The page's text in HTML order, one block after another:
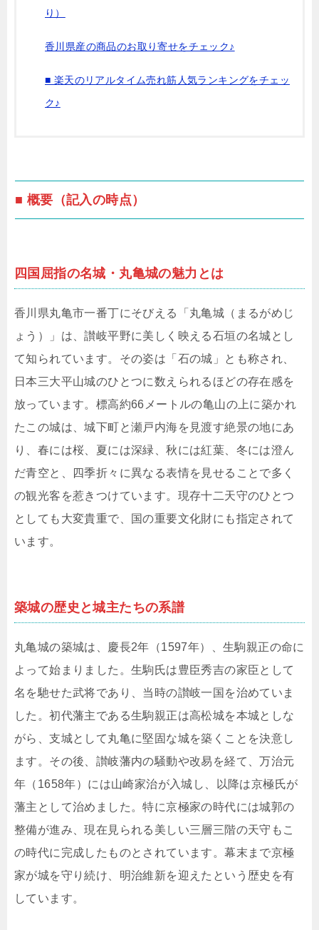
り）
香川県産の商品のお取り寄せをチェック♪
■ 楽天のリアルタイム売れ筋人気ランキングをチェッ
ク♪
■ 概要（記入の時点）
四国屈指の名城・丸亀城の魅力とは
香川県丸亀市一番丁にそびえる「丸亀城（まるがめじ
ょう）」は、讃岐平野に美しく映える石垣の名城とし
て知られています。その姿は「石の城」とも称され、
日本三大平山城のひとつに数えられるほどの存在感を
放っています。標高約66メートルの亀山の上に築かれ
たこの城は、城下町と瀬戸内海を見渡す絶景の地にあ
り、春には桜、夏には深緑、秋には紅葉、冬には澄ん
だ青空と、四季折々に異なる表情を見せることで多く
の観光客を惹きつけています。現存十二天守のひとつ
としても大変貴重で、国の重要文化財にも指定されて
います。
築城の歴史と城主たちの系譜
丸亀城の築城は、慶長2年（1597年）、生駒親正の命に
よって始まりました。生駒氏は豊臣秀吉の家臣として
名を馳せた武将であり、当時の讃岐一国を治めていま
した。初代藩主である生駒親正は高松城を本城としな
がら、支城として丸亀に堅固な城を築くことを決意し
ます。その後、讃岐藩内の騒動や改易を経て、万治元
年（1658年）には山崎家治が入城し、以降は京極氏が
藩主として治めました。特に京極家の時代には城郭の
整備が進み、現在見られる美しい三層三階の天守もこ
の時代に完成したものとされています。幕末まで京極
家が城を守り続け、明治維新を迎えたという歴史を有
しています。